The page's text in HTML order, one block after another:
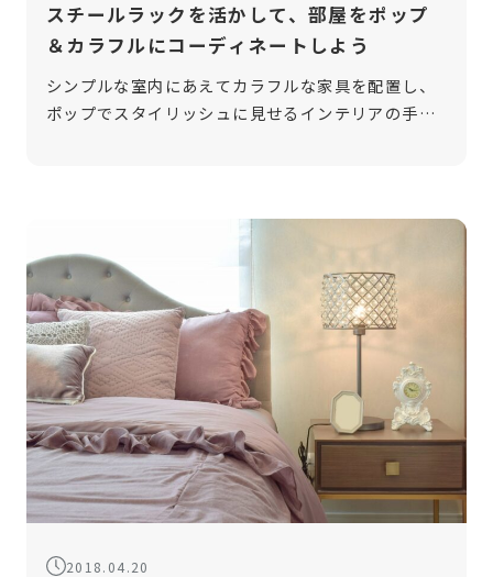
スチールラックを活かして、部屋をポップ
＆カラフルにコーディネートしよう
シンプルな室内にあえてカラフルな家具を配置し、
ポップでスタイリッシュに見せるインテリアの手法
2018.04.20